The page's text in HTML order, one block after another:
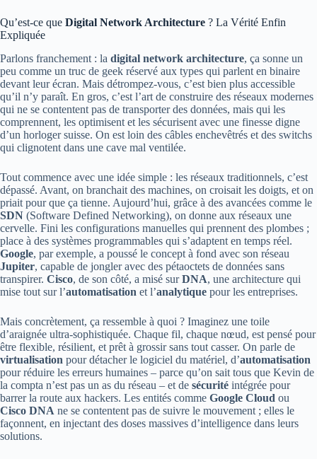
Qu’est-ce que Digital Network Architecture ? La Vérité Enfin
Expliquée
Parlons franchement : la digital network architecture, ça sonne un
peu comme un truc de geek réservé aux types qui parlent en binaire
devant leur écran. Mais détrompez-vous, c’est bien plus accessible
qu’il n’y paraît. En gros, c’est l’art de construire des réseaux modernes
qui ne se contentent pas de transporter des données, mais qui les
comprennent, les optimisent et les sécurisent avec une finesse digne
d’un horloger suisse. On est loin des câbles enchevêtrés et des switchs
qui clignotent dans une cave mal ventilée.
Tout commence avec une idée simple : les réseaux traditionnels, c’est
dépassé. Avant, on branchait des machines, on croisait les doigts, et on
priait pour que ça tienne. Aujourd’hui, grâce à des avancées comme le
SDN (Software Defined Networking), on donne aux réseaux une
cervelle. Fini les configurations manuelles qui prennent des plombes ;
place à des systèmes programmables qui s’adaptent en temps réel.
Google, par exemple, a poussé le concept à fond avec son réseau
Jupiter, capable de jongler avec des pétaoctets de données sans
transpirer. Cisco, de son côté, a misé surDNA, une architecture qui
mise tout sur l’automatisation et l’analytique pour les entreprises.
Mais concrètement, ça ressemble à quoi ? Imaginez une toile
d’araignée ultra-sophistiquée. Chaque fil, chaque nœud, est pensé pour
être flexible, résilient, et prêt à grossir sans tout casser. On parle de
virtualisation pour détacher le logiciel du matériel, d’automatisation
pour réduire les erreurs humaines – parce qu’on sait tous que Kevin de
la compta n’est pas un as du réseau – et de sécurité intégrée pour
barrer la route aux hackers. Les entités comme Google Cloud ou
Cisco DNA ne se contentent pas de suivre le mouvement ; elles le
façonnent, en injectant des doses massives d’intelligence dans leurs
solutions.